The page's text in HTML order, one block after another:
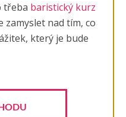
třeba baristický kurz
zamyslet nad tím, co
který je bude